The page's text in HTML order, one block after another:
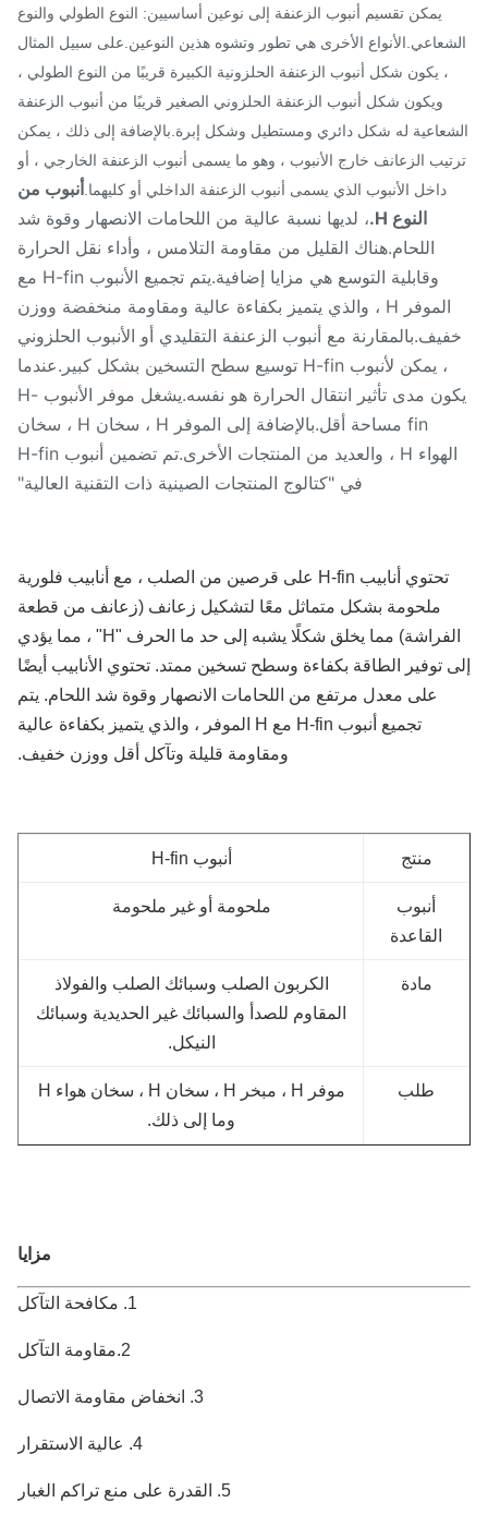
يمكن تقسيم أنبوب الزعنفة إلى نوعين أساسيين: النوع الطولي والنوع
الأخرى هي تطور وتشوه هذين النوعين.على سبيل المثال
، يكون شكل أنبوب الزعنفة الحلزونية الكبيرة قريبًا من النوع الطولي ،
ويكون شكل أنبوب الزعنفة الحلزوني الصغير قريبًا من أنبوب الزعنفة
له شكل دائري ومستطيل وشكل إبرة.بالإضافة إلى ذلك ، يمكن
الزعانف خارج الأنبوب ، وهو ما يسمى أنبوب الزعنفة الخارجي ، أو
داخل الأنبوب الذي يسمى أنبوب الزعنفة الداخلي أو كليهما.أنبوب من
النوع H.
، لديها نسبة عالية من اللحامات الانصهار وقوة شد
اللحام.هناك القليل من مقاومة التلامس ، وأداء نقل الحرارة
وقابلية التوسع هي مزايا إضافية.يتم تجميع الأنبوب H-fin مع
الموفر H ، والذي يتميز بكفاءة عالية ومقاومة منخفضة ووزن
مع أنبوب الزعنفة التقليدي أو الأنبوب الحلزوني
، يمكن لأنبوب H-fin توسيع سطح التسخين بشكل كبير.عندما
يكون مدى تأثير انتقال الحرارة هو نفسه.يشغل موفر الأنبوب H-
fin مساحة أقل.بالإضافة إلى الموفر H ، سخان H ، سخان
الهواء H ، والعديد من المنتجات الأخرى.تم تضمين أنبوب H-fin
في "كتالوج المنتجات الصينية ذات التقنية العالية"
تحتوي أنابيب H-fin على قرصين من الصلب ، مع أنابيب فلورية
ملحومة بشكل متماثل معًا لتشكيل زعانف (زعانف من قطعة
الفراشة) مما يخلق شكلًا يشبه إلى حد ما الحرف "H" ، مما يؤدي
توفير الطاقة بكفاءة وسطح تسخين ممتد. تحتوي الأنابيب أيضًا
على معدل مرتفع من اللحامات الانصهار وقوة شد اللحام. يتم
تجميع أنبوب H-fin مع H الموفر ، والذي يتميز بكفاءة عالية
ومقاومة قليلة وتآكل أقل ووزن خفيف.
أنبوب H-fin
القاعدة
ملحومة أو غير ملحومة
الكربون الصلب وسبائك الصلب والفولاذ
المقاوم للصدأ والسبائك غير الحديدية وسبائك
النيكل.
طلب
موفر H ، مبخر H ، سخان H ، سخان هواء H
وما إلى ذلك.